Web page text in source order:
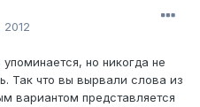
но никогда не
Так что вы вырвали слова из
вариантом представляется